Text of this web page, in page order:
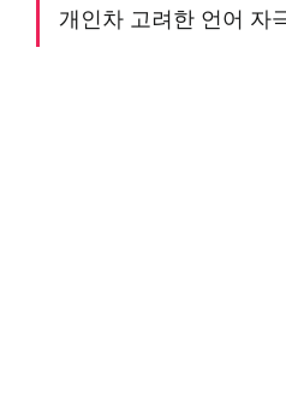
개인차 고려한 언어 자